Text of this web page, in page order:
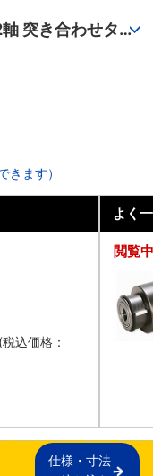
突き合わせタイ
きます）
(税込価格：
よく
閲覧
仕様・寸法